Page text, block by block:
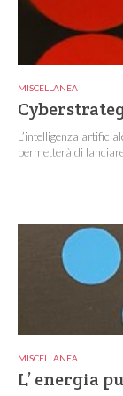
MISCELLANEA
L’intelligenza
permetterà di
MISCELLANEA
L’ energia